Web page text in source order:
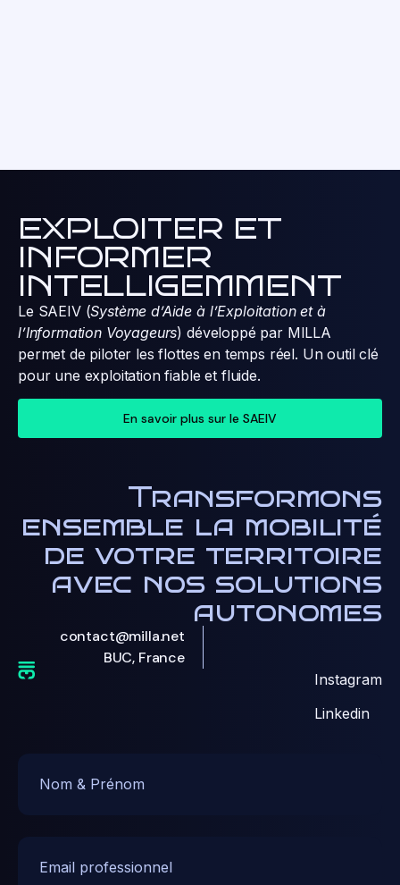
EXPLOITER ET
INFORMER
INTELLIGEMMENT
Le SAEIV (Système d’Aide à l’Exploitation et à
l’Information Voyageurs) développé par MILLA
permet de piloter les flottes en temps réel. Un outil clé
pour une exploitation fiable et fluide.
En savoir plus sur le SAEIV
Transformons
ensemble la mobilité
de votre territoire
avec nos solutions
autonomes
contact@milla.net
BUC, France
Instagram
Linkedin